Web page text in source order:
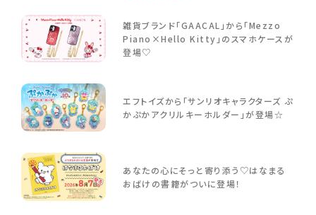
雑貨ブランド「GAACAL」から「Mezzo
Piano×Hello Kitty」のスマホケースが
登場♡
エフトイズから「サンリオキャラクターズ ぷ
かぷかアクリルキーホルダー」が登場☆
あなたの心にそっと寄り添う♡はなまる
おばけの書籍がついに登場！